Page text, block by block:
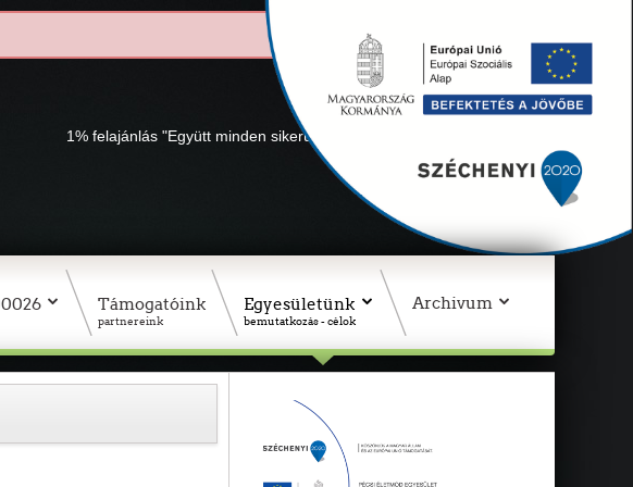
1% felajánlás "Együtt minden sikerül" Adószámunk: 18311927-1-02
Támogatóink
partnereink
Egyesületünk
bemutatkozás - célok
Archivum